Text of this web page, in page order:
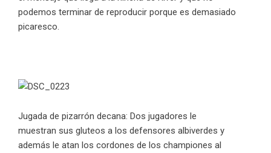
podemos terminar de reproducir porque es demasiado
picaresco.
Jugada de pizarrón decana: Dos jugadores le
muestran sus gluteos a los defensores albiverdes y
además le atan los cordones de los championes al